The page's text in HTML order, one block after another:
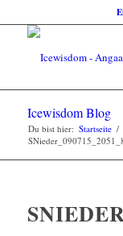
Icewisdom Blog
Du bist hier: Startseite /